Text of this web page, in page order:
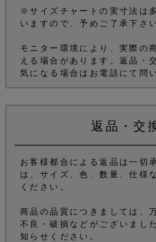
※サイズチャートの実寸法は
いますので、予めご了承下さ
モニター環境により、実際の
える場合があります。返品・
気になる場合はお電話にて問
返品・交
お客様都合による返品は一切
は、サイズ、色、数量、仕様
ください。
商品の品質につきましては、
不良・破損などがございまし
知らせください。